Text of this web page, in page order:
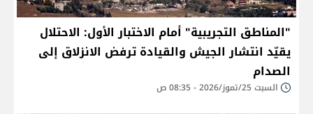
"المناطق التجريبية" أمام الاختبار الأول: الاحتلال
يقيّد انتشار الجيش والقيادة ترفض الانزلاق إلى
الصدام
السبت 25/تموز/2026 - 08:35 ص